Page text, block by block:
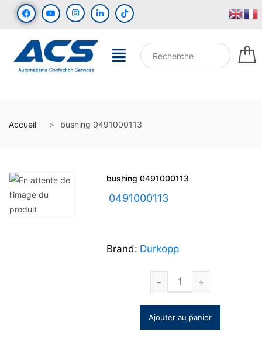
Accueil bushing 0491000113
bushing 0491000113
0491000113
Brand: Durkopp
Ajouter au panier